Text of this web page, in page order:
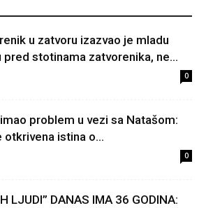
u zatvoru izazvao je mladu
pred stotinama zatvorenika, ne...
0
problem u vezi sa Natašom:
otkrivena istina o...
0
LJUDI” DANAS IMA 36 GODINA: